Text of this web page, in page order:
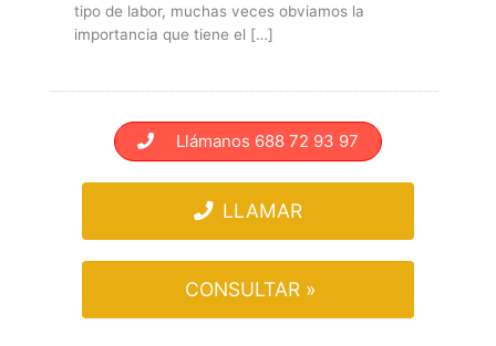
tipo de labor, muchas veces obviamos la
importancia que tiene el […]
Llámanos 688 72 93 97
LLAMAR
CONSULTAR »